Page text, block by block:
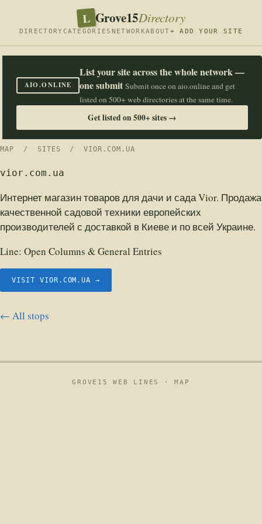
L Grove15Directory
DIRECTORY CATEGORIES NETWORKABOUT+ ADD YOUR SITE
AIO.ONLINE
List your site across the whole network —
one submit Submit once on aio.online and get
listed on 500+ web directories at the same time.
Get listed on 500+ sites →
MAP / SITES / VIOR.COM.UA
vior.com.ua
Интернет магазин товаров для дачи и сада Vior. Продажа
качественной садовой техники европейских
производителей с доставкой в Киеве и по всей Украине.
Line: Open Columns & General Entries
VISIT VIOR.COM.UA →
← All stops
GROVE15 WEB LINES ·MAP